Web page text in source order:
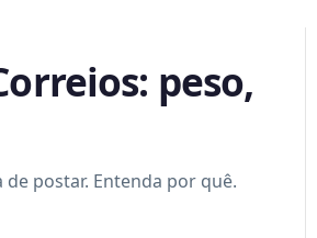
peso,
postar. Entenda por quê.